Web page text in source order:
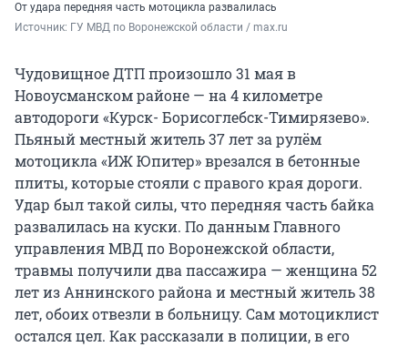
От удара передняя часть мотоцикла развалилась
Источник: ГУ МВД по Воронежской области / max.ru
Чудовищное ДТП произошло 31 мая в
Новоусманском районе — на 4 километре
автодороги «Курск- Борисоглебск-Тимирязево».
Пьяный местный житель 37 лет за рулём
мотоцикла «ИЖ Юпитер» врезался в бетонные
плиты, которые стояли с правого края дороги.
Удар был такой силы, что передняя часть байка
развалилась на куски. По данным Главного
управления МВД по Воронежской области,
травмы получили два пассажира — женщина 52
лет из Аннинского района и местный житель 38
лет, обоих отвезли в больницу. Сам мотоциклист
остался цел. Как рассказали в полиции, в его